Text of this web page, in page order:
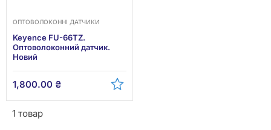
ОПТОВОЛОКОННІ ДАТЧИКИ
Keyence FU-66TZ.
Оптоволоконний датчик.
Новий
1,800.00 ₴
1 товар